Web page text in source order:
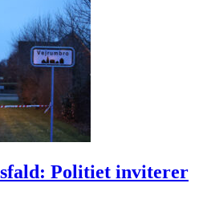
Politiet inviterer